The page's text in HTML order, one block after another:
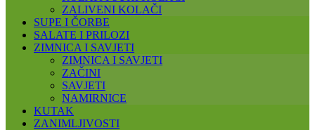
ZALIVENI KOLAČI
SUPE I ČORBE
SALATE I PRILOZI
ZIMNICA I SAVJETI
ZIMNICA I SAVJETI
ZAČINI
SAVJETI
NAMIRNICE
KUTAK
ZANIMLJIVOSTI